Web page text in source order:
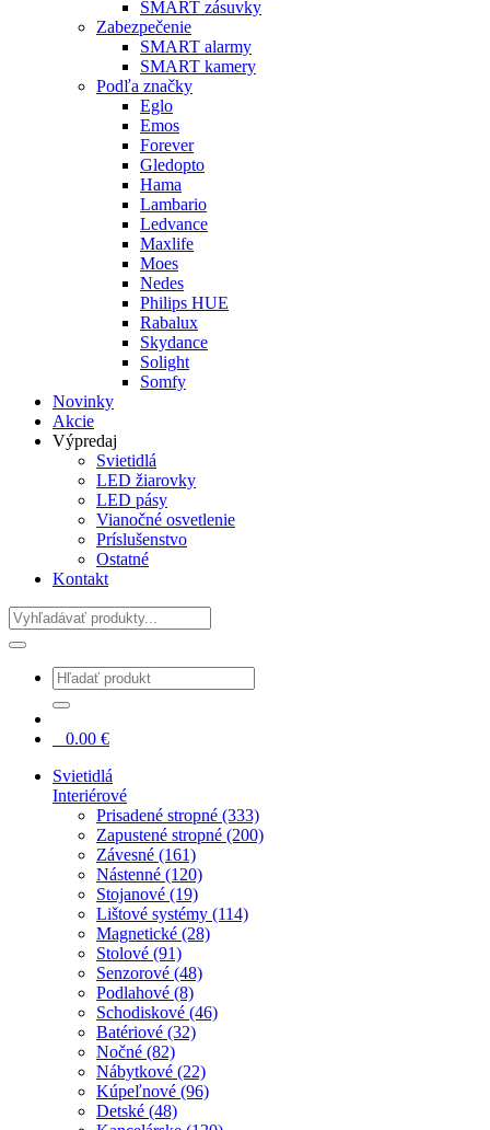
SMART zásuvky
Zabezpečenie
SMART alarmy
SMART kamery
Podľa značky
Eglo
Emos
Forever
Gledopto
Hama
Lambario
Ledvance
Maxlife
Moes
Nedes
Philips HUE
Rabalux
Skydance
Solight
Somfy
Novinky
Akcie
Výpredaj
Svietidlá
LED žiarovky
LED pásy
Vianočné osvetlenie
Príslušenstvo
Ostatné
Kontakt
Hladať
0.00 €
Svietidlá
Interiérové
Prisadené stropné (333)
Zapustené stropné (200)
Závesné (161)
Nástenné (120)
Stojanové (19)
Lištové systémy (114)
Magnetické (28)
Stolové (91)
Senzorové (48)
Podlahové (8)
Schodiskové (46)
Batériové (32)
Nočné (82)
Nábytkové (22)
Kúpeľnové (96)
Detské (48)